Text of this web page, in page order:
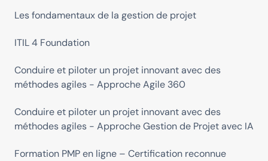
Les fondamentaux de la gestion de projet
ITIL 4 Foundation
Conduire et piloter un projet innovant avec des
méthodes agiles - Approche Agile 360
Conduire et piloter un projet innovant avec des
méthodes agiles - Approche Gestion de Projet avec IA
Formation PMP en ligne – Certification reconnue